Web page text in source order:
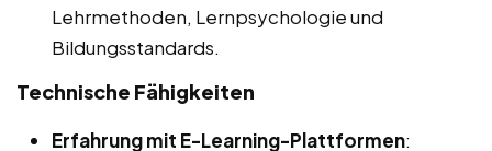
Lehrmethoden, Lernpsychologie und
Bildungsstandards.
Technische Fähigkeiten
Erfahrung mit E-Learning-Plattformen: